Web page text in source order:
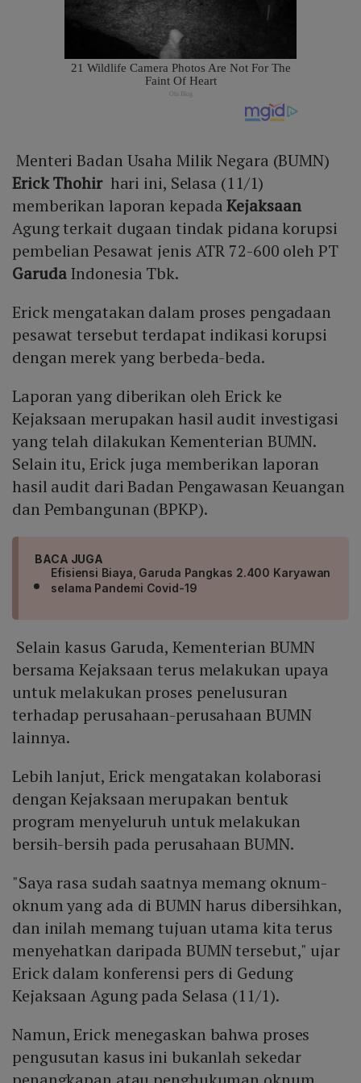
Menteri Badan Usaha Milik Negara (BUMN)
Erick Thohir hari ini, Selasa (11/1)
memberikan laporan kepadaKejaksaan
Agung terkait dugaan tindak pidana korupsi
pembelian Pesawat jenis ATR 72-600 oleh PT
GarudaIndonesia Tbk.
Erick mengatakan dalam proses pengadaan
pesawat tersebut terdapat indikasi korupsi
dengan merek yang berbeda-beda.
Laporan yang diberikan oleh Erick ke
Kejaksaan merupakan hasil audit investigasi
yang telah dilakukan Kementerian BUMN.
Selain itu, Erick juga memberikan laporan
hasil audit dari Badan Pengawasan Keuangan
dan Pembangunan (BPKP).
BACA JUGA
Efisiensi Biaya, Garuda Pangkas 2.400 Karyawan
selama Pandemi Covid-19
Selain kasus Garuda, Kementerian BUMN
bersama Kejaksaan terus melakukan upaya
untuk melakukan proses penelusuran
terhadap perusahaan-perusahaan BUMN
lainnya.
Lebih lanjut, Erick mengatakan kolaborasi
dengan Kejaksaan merupakan bentuk
program menyeluruh untuk melakukan
bersih-bersih pada perusahaan BUMN.
"Saya rasa sudah saatnya memang oknum-
oknum yang ada di BUMN harus dibersihkan,
dan inilah memang tujuan utama kita terus
menyehatkan daripada BUMN tersebut," ujar
Erick dalam konferensi pers di Gedung
Kejaksaan Agung pada Selasa (11/1).
Namun, Erick menegaskan bahwa proses
pengusutan kasus ini bukanlah sekedar